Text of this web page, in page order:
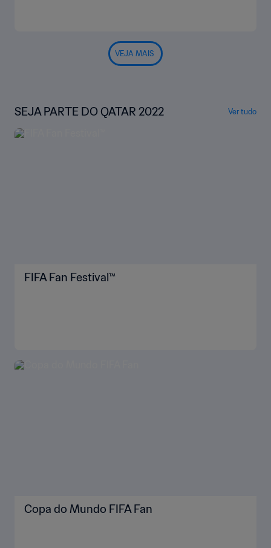
VEJA MAIS
SEJA PARTE DO QATAR 2022 Ver tudo
FIFA Fan Festival™
Copa do Mundo FIFA Fan